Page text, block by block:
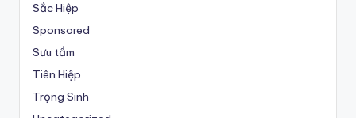
Sắc Hiệp
Sponsored
Sưu tầm
Tiên Hiệp
Trọng Sinh